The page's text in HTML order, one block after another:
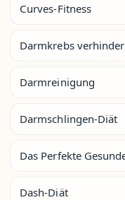
Curves-Fitness
Darmkrebs
Darmreinigung
Darmschlingen-Diät
Das Perfekte
Dash-Diät